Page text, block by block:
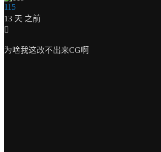
115
13 天 之前
为啥我这改不出来CG啊